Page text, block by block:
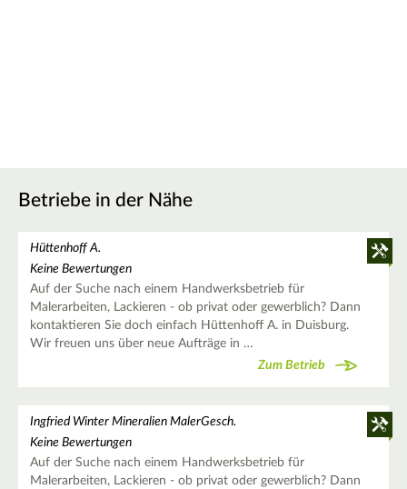
Betriebe in der Nähe
Hüttenhoff A.
Keine Bewertungen
Auf der Suche nach einem Handwerksbetrieb für
Malerarbeiten, Lackieren - ob privat oder gewerblich? Dann
kontaktieren Sie doch einfach Hüttenhoff A. in Duisburg.
Wir freuen uns über neue Aufträge in …
Zum Betrieb
Ingfried Winter Mineralien MalerGesch.
Keine Bewertungen
Auf der Suche nach einem Handwerksbetrieb für
Malerarbeiten, Lackieren - ob privat oder gewerblich? Dann